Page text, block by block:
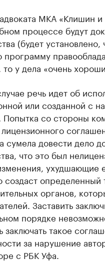
МКА «Клишин и
процессе будут
(будет
у дела «очень
речь идет об
или созданной с
со стороны
сумела довести дело
что это был
ухудшающие
создаст определенный
органов,
Заставить
порядке
заключать такое
за нарушение
с РБК Уфа.